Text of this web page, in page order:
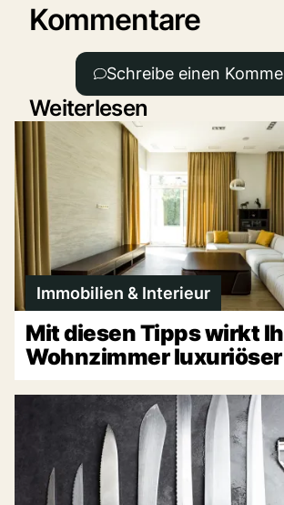
Kommentare
Schreibe einen
Weiterlesen
Immobilien & Interieur
Mit diesen Tipps wirkt
Wohnzimmer luxuriöser